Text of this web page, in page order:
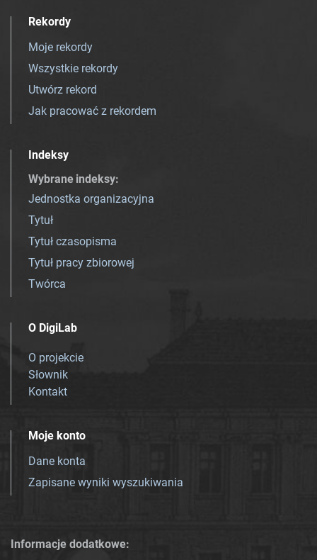
Rekordy
Moje rekordy
Wszystkie rekordy
Utwórz rekord
Jak pracować z rekordem
Indeksy
Wybrane indeksy:
Jednostka organizacyjna
Tytuł
Tytuł czasopisma
Tytuł pracy zbiorowej
Twórca
O DigiLab
O projekcie
Słownik
Kontakt
Moje konto
Dane konta
Zapisane wyniki wyszukiwania
Informacje dodatkowe: